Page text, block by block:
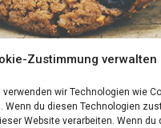
Zustimmung verwalten
wir Technologien wie
du diesen Technologien
Website verarbeiten. Wenn
Webseiten-Betreiber.